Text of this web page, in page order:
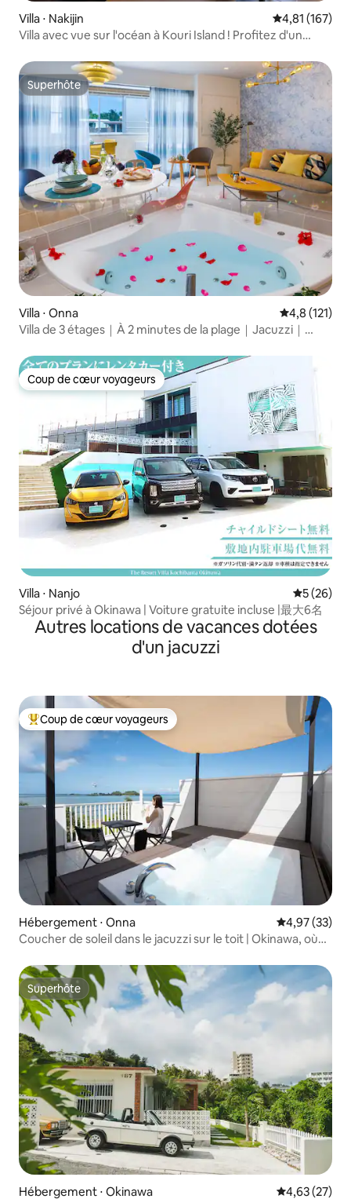
Villa ⋅ Nakijin Évaluation
4,81 (167)
Villa avec vue sur l'océan à Kouri Island ! Profitez d'un
sur le toit avec une vue imprenable !
Superhôte
Superhôte
Villa ⋅ Onna Évaluation
4,8 (121)
Villa de 3 étages｜À 2 minutes de la plage｜Jacuzzi｜
Coup de cœur voyageurs
Coup de cœur voyageurs
Villa ⋅ Nanjo
5 (26)
Séjour privé à Okinawa | Voiture gratuite incluse |最大6名
Autres locations de vacances dotées
d'un jacuzzi
Coups de cœur voyageurs les plus appréciés
Coup de cœur voyageurs
Hébergement ⋅ Onna Évaluation
4,97 (33)
Coucher de soleil dans le jacuzzi sur le toit | Okinawa, où
chambre, 1 salon, 1 salle de bain, 70 ㎡
Superhôte
Superhôte
Hébergement ⋅ Okinawa Évaluation
4,63 (27)